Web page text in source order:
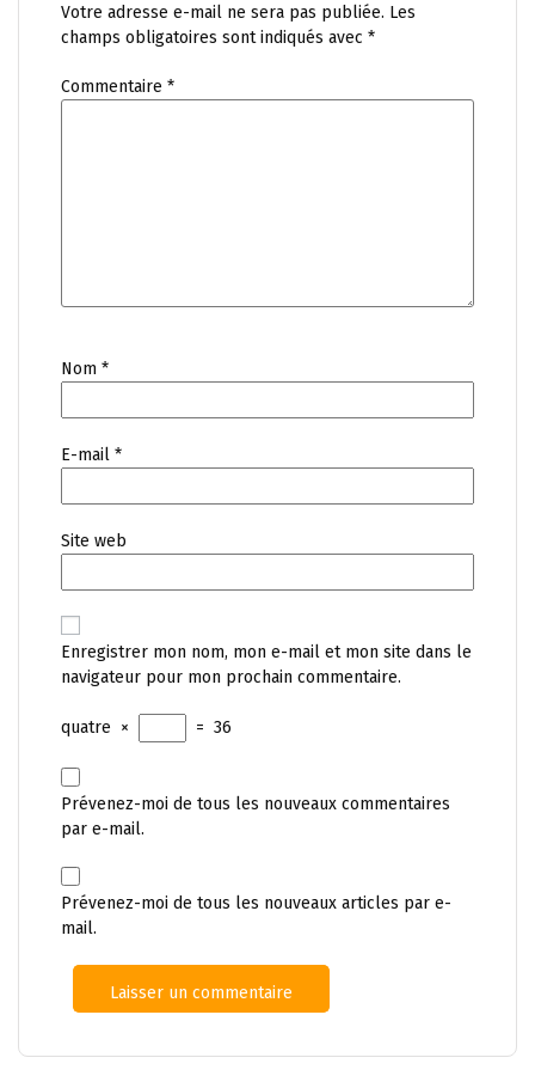
Votre adresse e-mail ne sera pas publiée. Les
champs obligatoires sont indiqués avec *
Commentaire *
Nom *
E-mail *
Site web
Enregistrer mon nom, mon e-mail et mon site dans le
navigateur pour mon prochain commentaire.
quatre × = 36
Prévenez-moi de tous les nouveaux commentaires
par e-mail.
Prévenez-moi de tous les nouveaux articles par e-
mail.